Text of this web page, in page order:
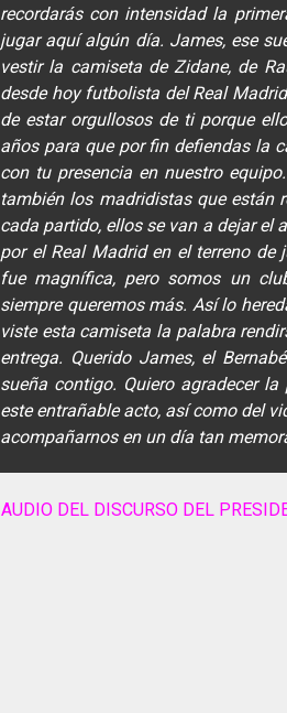
recordarás con intensidad la
jugar aquí algún día. James, ese
vestir la camiseta de Zidane, de
desde hoy futbolista del Real
de estar orgullosos de ti porque
años para que por fin defiendas la
con tu presencia en nuestro
también los madridistas que están
cada partido, ellos se van a dejar el
por el Real Madrid en el terreno de
fue magnífica, pero somos un
siempre queremos más. Así lo
viste esta camiseta la palabra
entrega. Querido James, el
sueña contigo. Quiero agradecer
este entrañable acto, así como del
acompañarnos en un día tan
AUDIO DEL DISCURSO DEL